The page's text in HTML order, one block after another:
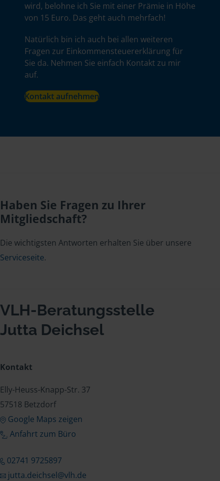
wird, belohne ich Sie mit einer Prämie in Höhe
von 15 Euro. Das geht auch mehrfach!
Natürlich bin ich auch bei allen weiteren
Fragen zur Einkommensteuererklärung für
Sie da. Nehmen Sie einfach Kontakt zu mir
auf.
Kontakt aufnehmen
Haben Sie Fragen zu Ihrer
Mitgliedschaft?
Die wichtigsten Antworten erhalten Sie über unsere
Serviceseite.
VLH-Beratungsstelle
Jutta Deichsel
Kontakt
Elly-Heuss-Knapp-Str. 37
57518 Betzdorf
Google Maps zeigen
Anfahrt zum Büro
02741 9725897
jutta.deichsel@vlh.de